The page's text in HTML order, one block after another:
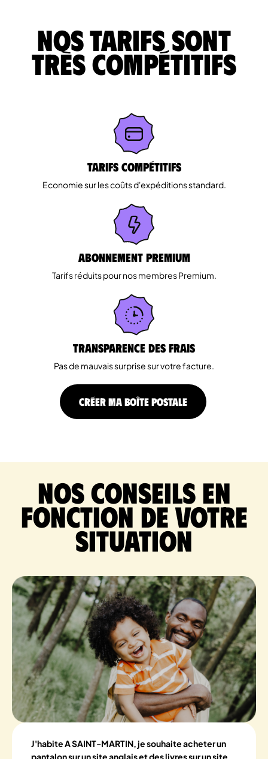
Nos tarifs sont
très compétitifs
Tarifs Compétitifs
Economie sur les coûts d'expéditions standard.
Abonnement Premium
Tarifs réduits pour nos membres Premium.
Transparence des Frais
Pas de mauvais surprise sur votre facture.
CRÉER MA BOÎTE POSTALE
Nos conseils en
fonction de votre
situation
J'habite A SAINT-MARTIN, je souhaite acheter un